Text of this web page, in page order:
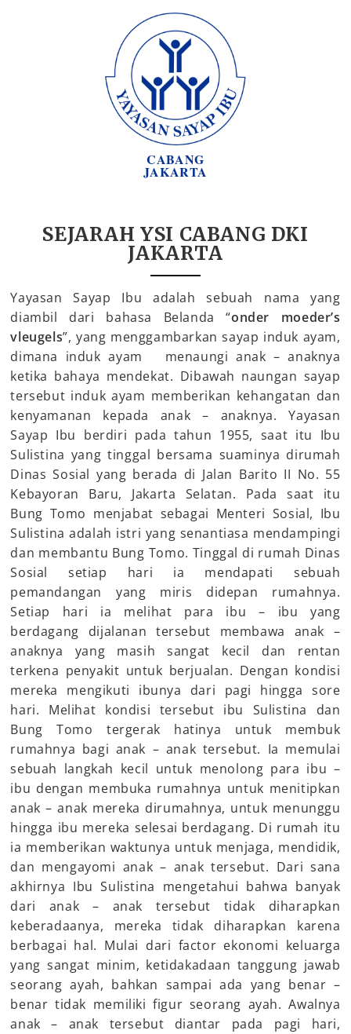
CABANG
JAKARTA
SEJARAH YSI CABANG DKI
JAKARTA
Yayasan Sayap Ibu adalah sebuah nama yang
diambil dari bahasa Belanda “onder moeder’s
vleugels”, yang menggambarkan sayap induk ayam,
dimana induk ayam menaungi anak – anaknya
ketika bahaya mendekat. Dibawah naungan sayap
tersebut induk ayam memberikan kehangatan dan
kenyamanan kepada anak – anaknya. Yayasan
Sayap Ibu berdiri pada tahun 1955, saat itu Ibu
Sulistina yang tinggal bersama suaminya dirumah
Dinas Sosial yang berada di Jalan Barito II No. 55
Kebayoran Baru, Jakarta Selatan. Pada saat itu
Bung Tomo menjabat sebagai Menteri Sosial, Ibu
Sulistina adalah istri yang senantiasa mendampingi
dan membantu Bung Tomo. Tinggal di rumah Dinas
Sosial setiap hari ia mendapati sebuah
pemandangan yang miris didepan rumahnya.
Setiap hari ia melihat para ibu – ibu yang
berdagang dijalanan tersebut membawa anak –
anaknya yang masih sangat kecil dan rentan
terkena penyakit untuk berjualan. Dengan kondisi
mereka mengikuti ibunya dari pagi hingga sore
hari. Melihat kondisi tersebut ibu Sulistina dan
Bung Tomo tergerak hatinya untuk membuk
rumahnya bagi anak – anak tersebut. Ia memulai
sebuah langkah kecil untuk menolong para ibu –
ibu dengan membuka rumahnya untuk menitipkan
anak – anak mereka dirumahnya, untuk menunggu
hingga ibu mereka selesai berdagang. Di rumah itu
ia memberikan waktunya untuk menjaga, mendidik,
dan mengayomi anak – anak tersebut. Dari sana
akhirnya Ibu Sulistina mengetahui bahwa banyak
dari anak – anak tersebut tidak diharapkan
keberadaanya, mereka tidak diharapkan karena
berbagai hal. Mulai dari factor ekonomi keluarga
yang sangat minim, ketidakadaan tanggung jawab
seorang ayah, bahkan sampai ada yang benar –
benar tidak memiliki figur seorang ayah. Awalnya
anak – anak tersebut diantar pada pagi hari,